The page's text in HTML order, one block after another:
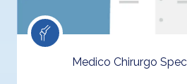
Medico Chirurgo